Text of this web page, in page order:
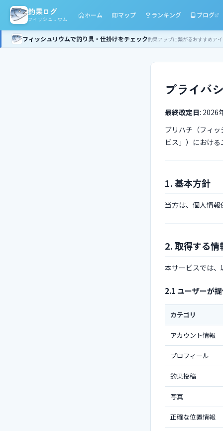
釣果ログ
フィッシュリウム
ホーム マップ ランキング ブログ
フィッシュリウムで釣り具・仕掛けをチェック釣果アップに繋がるおすすめア
プライバ
最終改定日: 2026
ブリハチ（フィ
ビス」）におけ
1. 基本方針
当方は、個人情
2. 取得する情
本サービスでは
2.1 ユーザーが
カテゴリ
アカウント情報
プロフィール
釣果投稿
写真
正確な位置情報